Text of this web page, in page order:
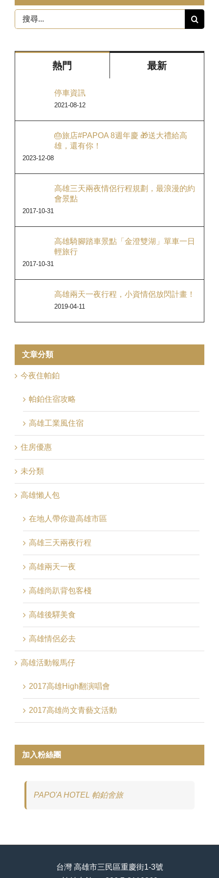
尋
熱門 最新
停車資訊
2021-08-12
🎂旅店#PAPOA 8週年慶 🎁送大禮給高
雄，還有你！
2023-12-08
高雄三天兩夜情侶行程規劃，最浪漫的約
會景點
2017-10-31
高雄騎腳踏車景點「金澄雙湖」單車一日
輕旅行
2017-10-31
高雄兩天一夜行程，小資情侶放閃計畫！
2019-04-11
文章分類
今夜住帕鉑
帕鉑住宿攻略
高雄工業風住宿
住房優惠
未分類
高雄懶人包
在地人帶你遊高雄市區
高雄三天兩夜行程
高雄兩天一夜
高雄尚趴背包客棧
高雄後驛美食
高雄情侶必去
高雄活動報馬仔
2017高雄High翻演唱會
2017高雄尚文青藝文活動
加入粉絲團
PAPO'A HOTEL 帕鉑舍旅
台灣 高雄市三民區重慶街1-3號